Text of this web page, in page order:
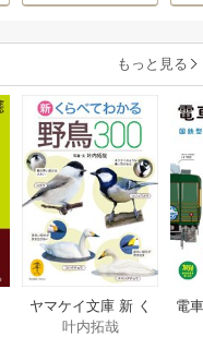
もっと見る
ヤマケイ文庫 新 く
らべてわかる野鳥3
叶内拓哉
電